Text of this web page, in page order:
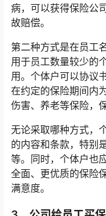
病，可以获得保险公
故赔偿。
第二种方式是在员工
用于员工数量较少的
用。个体户可以协议
在约定的保险期间内
伤害、养老等保险，
无论采取哪种方式，
的内容和条款，特别
等。同时，个体户也
全面、更优质的保险
满意度。